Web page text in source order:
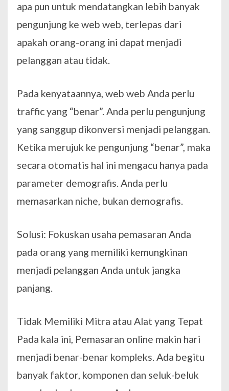
apa pun untuk mendatangkan lebih banyak
pengunjung ke web web, terlepas dari
apakah orang-orang ini dapat menjadi
pelanggan atau tidak.
Pada kenyataannya, web web Anda perlu
traffic yang “benar”. Anda perlu pengunjung
yang sanggup dikonversi menjadi pelanggan.
Ketika merujuk ke pengunjung “benar”, maka
secara otomatis hal ini mengacu hanya pada
parameter demografis. Anda perlu
memasarkan niche, bukan demografis.
Solusi: Fokuskan usaha pemasaran Anda
pada orang yang memiliki kemungkinan
menjadi pelanggan Anda untuk jangka
panjang.
Tidak Memiliki Mitra atau Alat yang Tepat
Pada kala ini, Pemasaran online makin hari
menjadi benar-benar kompleks. Ada begitu
banyak faktor, komponen dan seluk-beluk